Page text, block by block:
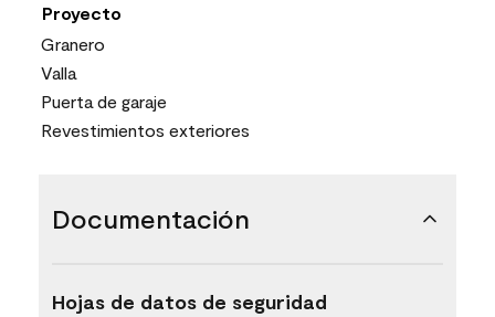
Proyecto
Granero
Valla
Puerta de garaje
Revestimientos exteriores
Documentación
Hojas de datos de seguridad